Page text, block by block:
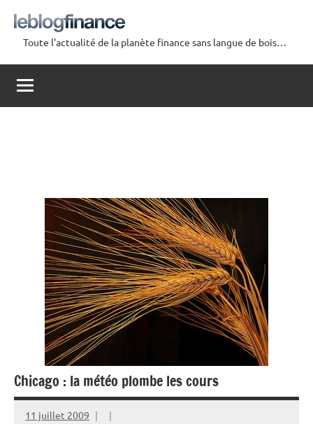
contenu
Le
Blog
Finance
Toute l'actualité de la planète finance sans langue de bois…
Chicago : la météo plombe les cours
11 juillet 2009